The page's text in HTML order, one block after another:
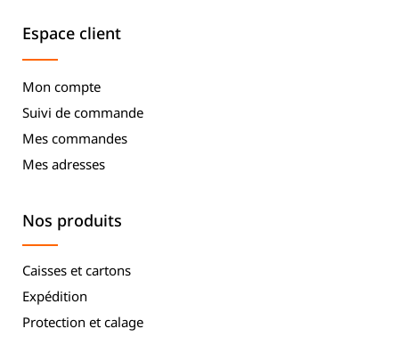
Espace client
Mon compte
Suivi de commande
Mes commandes
Mes adresses
Nos produits
Caisses et cartons
Expédition
Protection et calage